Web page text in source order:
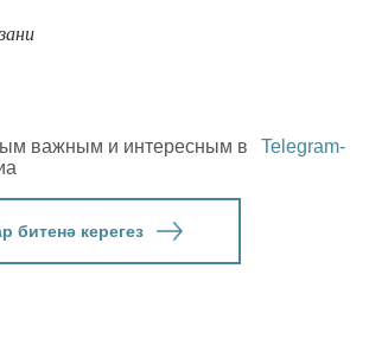
важным и интересным в
Telegram-
битенә керегез